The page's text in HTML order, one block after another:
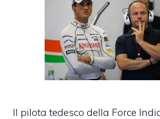
Il pilota tedesco della Force